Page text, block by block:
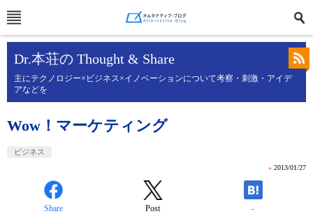
Dr.本荘の Thought & Share
主にテクノロジー×ビジネス×イノベーションについて考察・刺激・アイデ
アなどを
Wow！マーケティング
ビジネス
» 2013/01/27
Share Post -